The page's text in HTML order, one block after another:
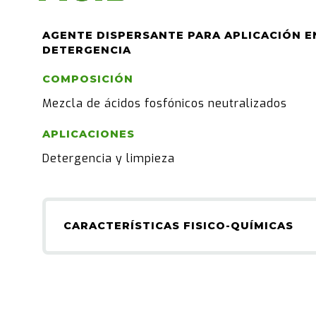
AGENTE DISPERSANTE PARA APLICACIÓN
DETERGENCIA
COMPOSICIÓN
Mezcla de ácidos fosfónicos neutralizados
APLICACIONES
Detergencia y limpieza
CARACTERÍSTICAS FISICO-QUÍMICAS